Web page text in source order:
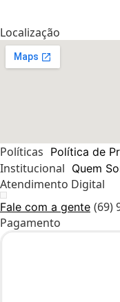
Localização
Políticas Política de
Institucional Quem
Atendimento Digital
Fale com a gente (69)
Pagamento